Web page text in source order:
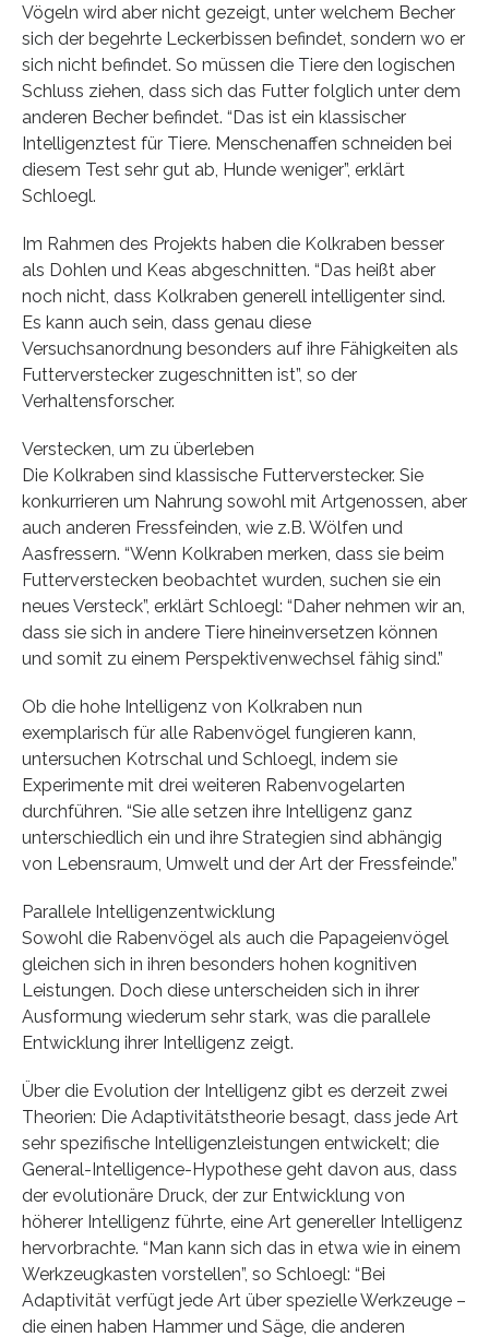
Vögeln wird aber nicht gezeigt, unter welchem Becher
sich der begehrte Leckerbissen befindet, sondern wo er
sich nicht befindet. So müssen die Tiere den logischen
Schluss ziehen, dass sich das Futter folglich unter dem
anderen Becher befindet. “Das ist ein klassischer
Intelligenztest für Tiere. Menschenaffen schneiden bei
diesem Test sehr gut ab, Hunde weniger”, erklärt
Schloegl.
Im Rahmen des Projekts haben die Kolkraben besser
als Dohlen und Keas abgeschnitten. “Das heißt aber
noch nicht, dass Kolkraben generell intelligenter sind.
Es kann auch sein, dass genau diese
Versuchsanordnung besonders auf ihre Fähigkeiten als
Futterverstecker zugeschnitten ist”, so der
Verhaltensforscher.
Verstecken, um zu überleben
Die Kolkraben sind klassische Futterverstecker. Sie
konkurrieren um Nahrung sowohl mit Artgenossen, aber
auch anderen Fressfeinden, wie z.B. Wölfen und
Aasfressern. “Wenn Kolkraben merken, dass sie beim
Futterverstecken beobachtet wurden, suchen sie ein
neues Versteck”, erklärt Schloegl: “Daher nehmen wir an,
dass sie sich in andere Tiere hineinversetzen können
und somit zu einem Perspektivenwechsel fähig sind.”
Ob die hohe Intelligenz von Kolkraben nun
exemplarisch für alle Rabenvögel fungieren kann,
untersuchen Kotrschal und Schloegl, indem sie
Experimente mit drei weiteren Rabenvogelarten
durchführen. “Sie alle setzen ihre Intelligenz ganz
unterschiedlich ein und ihre Strategien sind abhängig
von Lebensraum, Umwelt und der Art der Fressfeinde.”
Parallele Intelligenzentwicklung
Sowohl die Rabenvögel als auch die Papageienvögel
gleichen sich in ihren besonders hohen kognitiven
Leistungen. Doch diese unterscheiden sich in ihrer
Ausformung wiederum sehr stark, was die parallele
Entwicklung ihrer Intelligenz zeigt.
Über die Evolution der Intelligenz gibt es derzeit zwei
Theorien: Die Adaptivitätstheorie besagt, dass jede Art
sehr spezifische Intelligenzleistungen entwickelt; die
General-Intelligence-Hypothese geht davon aus, dass
der evolutionäre Druck, der zur Entwicklung von
höherer Intelligenz führte, eine Art genereller Intelligenz
hervorbrachte. “Man kann sich das in etwa wie in einem
Werkzeugkasten vorstellen”, so Schloegl: “Bei
Adaptivität verfügt jede Art über spezielle Werkzeuge –
die einen haben Hammer und Säge, die anderen